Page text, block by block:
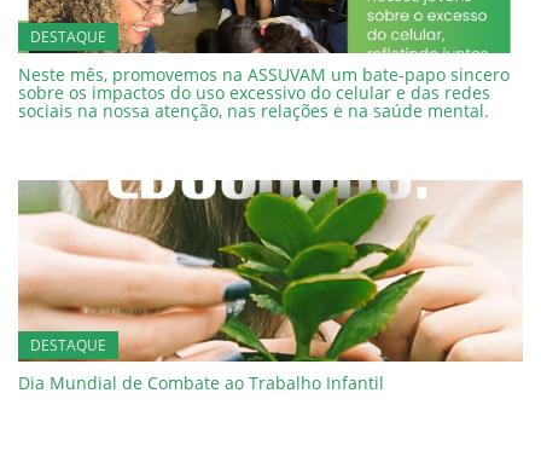
DESTAQUE
Neste mês, promovemos na ASSUVAM um bate-papo sincero
sobre os impactos do uso excessivo do celular e das redes
sociais na nossa atenção, nas relações e na saúde mental.
DESTAQUE
Dia Mundial de Combate ao Trabalho Infantil